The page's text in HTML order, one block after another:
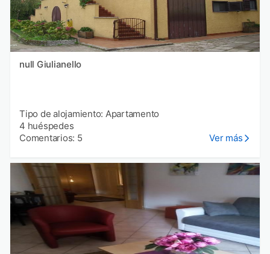
null Giulianello
Tipo de alojamiento: Apartamento
4 huéspedes
Comentarios: 5
Ver más